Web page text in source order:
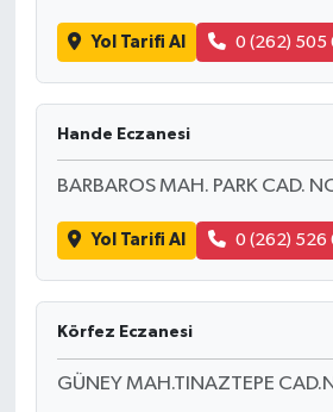
Yol Tarifi Al 0 (262) 505
Hande Eczanesi
BARBAROS MAH. PARK CAD.
Yol Tarifi Al 0 (262) 526
Körfez Eczanesi
GÜNEY MAH.TINAZTEPE
TÜRKİYE'DE TREND
ÖZEL HABER